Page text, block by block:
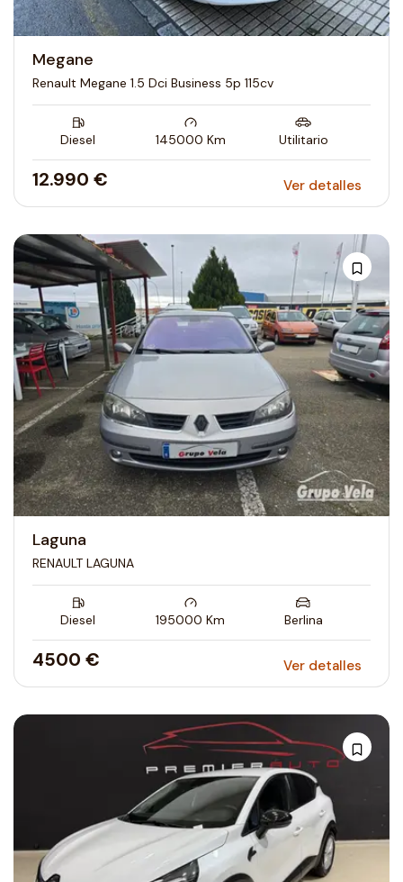
Megane
Renault Megane 1.5 Dci Business 5p 115cv
Diesel 145000 Km Utilitario
12.990 € Ver detalles
Laguna
RENAULT LAGUNA
Diesel 195000 Km Berlina
4500 € Ver detalles